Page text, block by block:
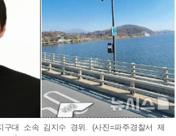
구대 소속 김지수 경위. (사진=파주경찰서 제